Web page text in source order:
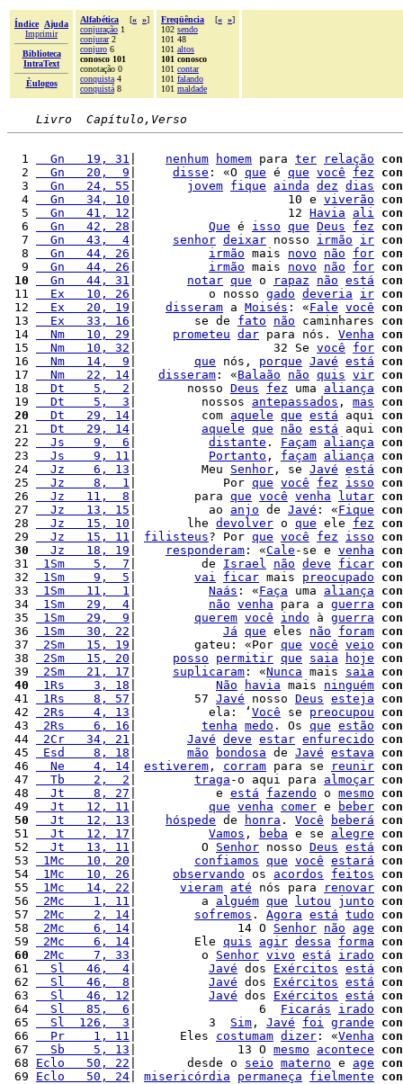
Índice
Ajuda
Imprimir
Biblioteca
IntraText
Èulogos
Alfabética [« »]
conjuração 1
conjurar2
conjuro 6
conosco 101
conotação 0
conquista 4
conquistá 8
Freqüência [« »]
102 sendo
101 48
101 altos
101 conosco
101 contar
101 falando
101 maldade
Livro  Capítulo,Verso
  1
  Gn   19, 31
nenhum homem para ter relação
  2
  Gn   20,  9
disse : «O que é que você fez
  3
  Gn   24, 55
jovem fique ainda dez dias
  4
  Gn   34, 10
|                     10 e viverão
  5
  Gn   41, 12
|                     12 Havia ali
  6
  Gn   42, 28
Que é isso que Deus fez
  7
  Gn   43,  4
senhor deixar nosso irmão ir
  8
  Gn   44, 26
irmão mais novo não for
  9
  Gn   44, 26
irmão mais novo não for
10
  Gn   44, 31
notar que o rapaz não está
11
  Ex   10, 26
|          o nosso gado deveria ir
12
  Ex   20, 19
disseram a Moisés : «Fale você
13
  Ex   33, 16
|        se de fato não caminhares
14
  Nm   10, 29
prometeu dar para nós. Venha
15
  Nm   10, 32
|                   32 Se você for
16
  Nm   14,  9
que nós, porque Javé está
17
  Nm   22, 14
disseram : «Balaão não quis vir
18
  Dt    5,  2
|       nosso Deus fez uma aliança
19
  Dt    5,  3
|         nossos antepassados , mas
20
  Dt   29, 14
|         com aquele que está aqui
21
  Dt   29, 14
aquele que não está aqui
22
  Js    9,  6
distante . Façam aliança
23
  Js    9, 11
Portanto , façam aliança
24
  Jz    6, 13
|         Meu Senhor , se Javé está
25
  Jz    8,  1
|            Por que você fez isso
26
  Jz   11,  8
|        para que você venha lutar
27
  Jz   13, 15
|          ao anjo de Javé : «Fique
28
  Jz   15, 10
|       lhe devolver o que ele fez
29
  Jz   15, 11
filisteus? Por que você fez isso
30
  Jz   18, 19
responderam : «Cale -se e venha
31
1Sm    5,  7 |         de Israel não deve ficar
32
1Sm    9,  5 vai ficar mais preocupado
33
1Sm   11,  1 Naás : «Faça uma aliança
34
1Sm   29,  4 não venha para a guerra
35
1Sm   29,  9 querem você indo à guerra
36
1Sm   30, 22 Já que eles não foram
37
2Sm   15, 19 |        gateu: «Por que você veio
38
2Sm   15, 20 posso permitir que saia hoje
39
2Sm   21, 17 suplicaram : «Nunca mais saia
40
1Rs    3, 18 Não havia mais ninguém
41
1Rs    8, 57 |        57 Javé nosso Deus esteja
42
2Rs    4, 13 |          ela: ‘ Você se preocupou
43
2Rs    6, 16 tenha medo . Os que estão
44
2Cr   34, 21 Javé deve estar enfurecido
45
Esd    8, 18 mão bondosa de Javé estava
46
  Ne    4, 14
estiverem , corram para se reunir
47
  Tb    2,  2
traga -o aqui para almoçar
48
  Jt    8, 27
|           e está fazendo o mesmo
49
  Jt   12, 11
que venha comer e beber
50
  Jt   12, 13
hóspede de honra . Você beberá
51
  Jt   12, 17
Vamos , beba e se alegre
52
  Jt   13, 11
|         O Senhor nosso Deus está
53
1Mc   10, 20 confiamos que você estará
54
1Mc   10, 26 observando os acordos feitos
55
1Mc   14, 22 vieram até nós para renovar
56
2Mc    1, 11 |         a alguém que lutou junto
57
2Mc    2, 14 sofremos . Agora está tudo
58
2Mc    6, 14 |              14 O Senhor não age
59
2Mc    6, 14 |        Ele quis agir dessa forma
60
2Mc    7, 33 |         o Senhor vivo está irado
61
  Sl   46,  4
Javé dos Exércitos está
62
  Sl   46,  8
Javé dos Exércitos está
63
  Sl   46, 12
Javé dos Exércitos está
64
  Sl   85,  6
|                 6 Ficarás irado
65
  Sl  126,  3
|          3 Sim , Javé foi grande
66
  Pr    1, 11
|      Eles costumam dizer : «Venha
67
  Sb    5, 13
|              13 O mesmo acontece
68 Eclo   50, 22 |       desde o seio materno e age
69 Eclo   50, 24 misericórdia permaneça fielmente